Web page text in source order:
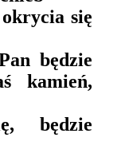
się
będzie
kamień,
będzie